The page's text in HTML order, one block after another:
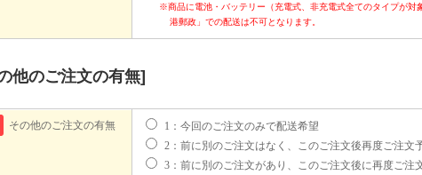
※商品に電池・バッテリー（充電式、非充電式全てのタイプが対
港郵政」での配送は不可となります。
他のご注文の有無]
その他のご注文の有無
1：今回のご注文のみで配送希望
2：前に別のご注文はなく、このご注文後再度ご注文
3：前に別のご注文があり、このご注文後に再度ご注